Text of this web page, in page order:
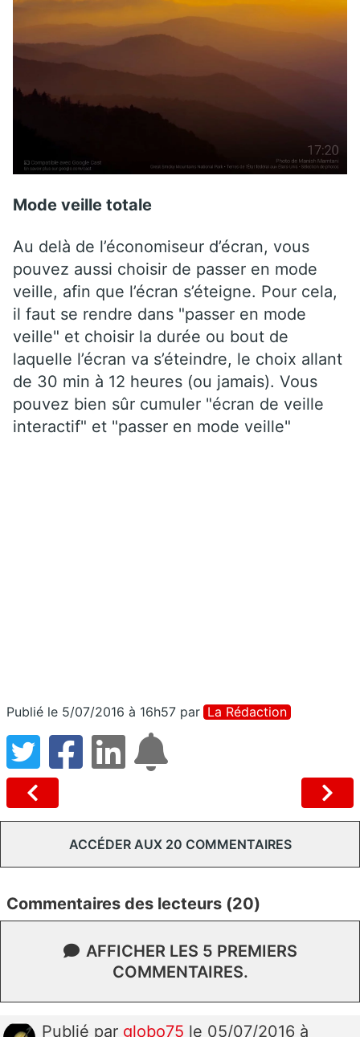
Mode veille totale
Au delà de l’économiseur d’écran, vous
pouvez aussi choisir de passer en mode
veille, afin que l’écran s’éteigne. Pour cela,
il faut se rendre dans "passer en mode
veille" et choisir la durée ou bout de
laquelle l’écran va s’éteindre, le choix allant
de 30 min à 12 heures (ou jamais). Vous
pouvez bien sûr cumuler "écran de veille
interactif" et "passer en mode veille"
Publié le 5/07/2016 à 16h57 par La Rédaction
ACCÉDER AUX 20 COMMENTAIRES
Commentaires des lecteurs (20)
AFFICHER LES 5 PREMIERS
COMMENTAIRES.
Publié par globo75 le 05/07/2016 à